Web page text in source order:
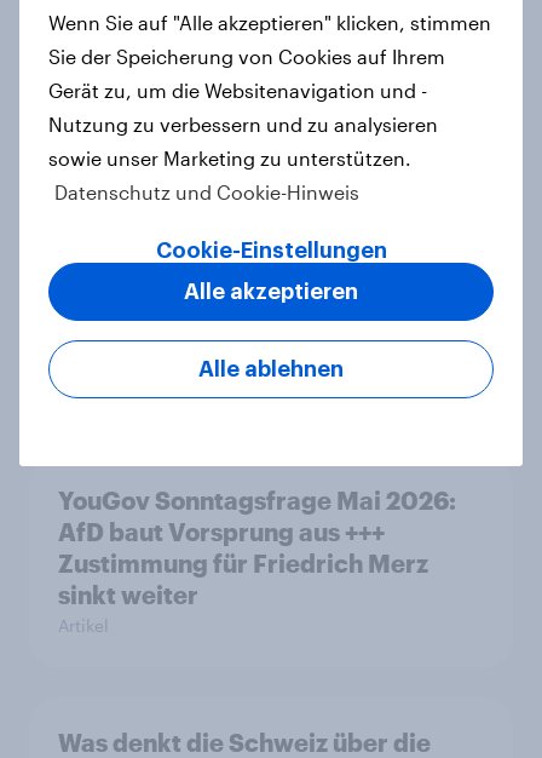
Leichter Trend zum Nein zur
Einwanderungsbegrenzung –
Zivildienstgesetz ohne klare
Mehrheit, Zweifel an Notwendigkeit
der Vorlagen steigen
Artikel
Ökostromer: Offenheit für „grüne
Zukunft“ trifft auf starke
Preissensibilität
YouGov Sonntagsfrage Mai 2026:
AfD baut Vorsprung aus +++
Zustimmung für Friedrich Merz
sinkt weiter
Artikel
Was denkt die Schweiz über die
Wenn Sie auf "Alle akzeptieren" klicken, stimmen
Sie der Speicherung von Cookies auf Ihrem
Gerät zu, um die Websitenavigation und -
Nutzung zu verbessern und zu analysieren
sowie unser Marketing zu unterstützen.
Datenschutz und Cookie-Hinweis
Cookie-Einstellungen
Alle ablehnen
Alle akzeptieren